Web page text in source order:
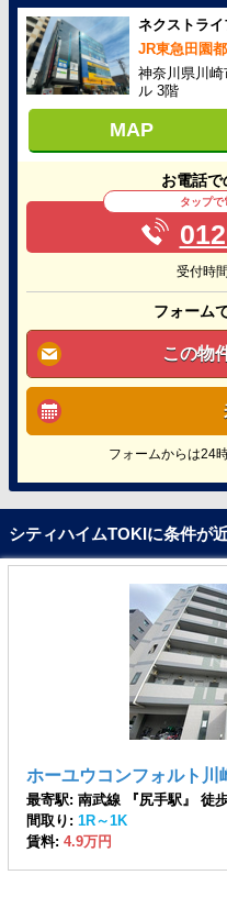
ネクストラ
JR東急田園
神奈川県川
ル 3階
MAP
お電話
タップで
受付時
フォーム
この物
フォームからは24
シティハイムTOKIに条件が
ホーユウコンフォルト川
最寄駅: 南武線 『尻手駅』 徒
間取り: 1R～1K
賃料: 4.9万円